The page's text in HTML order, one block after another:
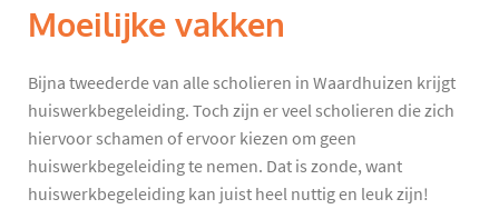
Moeilijke vakken
Bijna tweederde van alle scholieren in Waardhuizen krijgt
huiswerkbegeleiding. Toch zijn er veel scholieren die zich
hiervoor schamen of ervoor kiezen om geen
huiswerkbegeleiding te nemen. Dat is zonde, want
huiswerkbegeleiding kan juist heel nuttig en leuk zijn!